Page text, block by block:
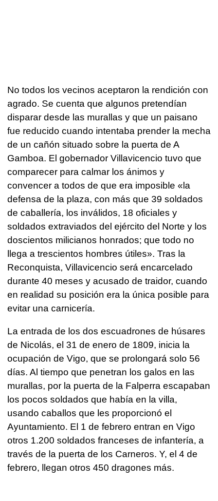
No todos los vecinos aceptaron la rendición con
agrado. Se cuenta que algunos pretendían
disparar desde las murallas y que un paisano
fue reducido cuando intentaba prender la mecha
de un cañón situado sobre la puerta de A
Gamboa. El gobernador Villavicencio tuvo que
comparecer para calmar los ánimos y
convencer a todos de que era imposible «la
defensa de la plaza, con más que 39 soldados
de caballería, los inválidos, 18 oficiales y
soldados extraviados del ejército del Norte y los
doscientos milicianos honrados; que todo no
llega a trescientos hombres útiles». Tras la
Reconquista, Villavicencio será encarcelado
durante 40 meses y acusado de traidor, cuando
en realidad su posición era la única posible para
evitar una carnicería.
La entrada de los dos escuadrones de húsares
de Nicolás, el 31 de enero de 1809, inicia la
ocupación de Vigo, que se prolongará solo 56
días. Al tiempo que penetran los galos en las
murallas, por la puerta de la Falperra escapaban
los pocos soldados que había en la villa,
usando caballos que les proporcionó el
Ayuntamiento. El 1 de febrero entran en Vigo
otros 1.200 soldados franceses de infantería, a
través de la puerta de los Carneros. Y, el 4 de
febrero, llegan otros 450 dragones más.